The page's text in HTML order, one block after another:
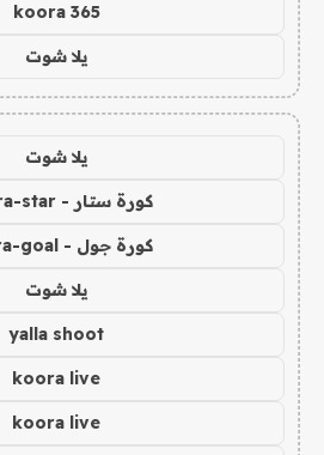
koora 365
يلا شوت
يلا شوت
كورة ستار - koora-star
كورة جول - koora-goal
يلا شوت
yalla shoot
koora live
koora live